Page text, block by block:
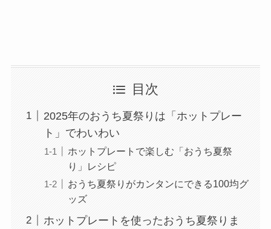
目次
2025年のおうち夏祭りは「ホットプレー
ト」でわいわい
ホットプレートで楽しむ「おうち夏祭
り」レシピ
おうち夏祭りがカンタンにできる100均グ
ッズ
ホットプレートを使ったおうち夏祭りま